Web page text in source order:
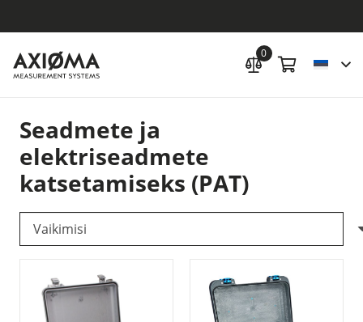
0
Seadmete ja
elektriseadmete
katsetamiseks (PAT)